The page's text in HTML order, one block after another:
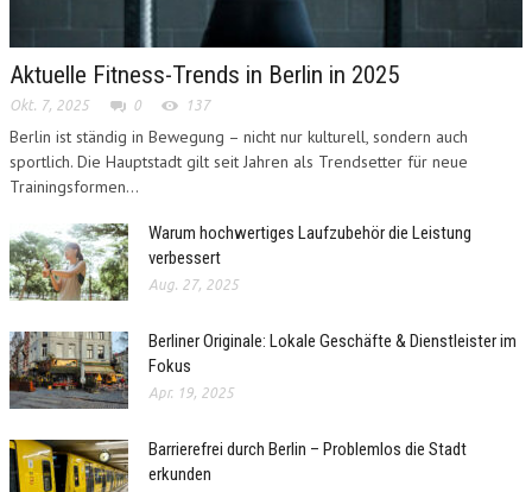
Aktuelle Fitness-Trends in Berlin in 2025
Okt. 7, 2025 0 137
Berlin ist ständig in Bewegung – nicht nur kulturell, sondern auch
sportlich. Die Hauptstadt gilt seit Jahren als Trendsetter für neue
Trainingsformen...
Warum hochwertiges Laufzubehör die Leistung
verbessert
Aug. 27, 2025
Berliner Originale: Lokale Geschäfte & Dienstleister im
Fokus
Apr. 19, 2025
Barrierefrei durch Berlin – Problemlos die Stadt
erkunden